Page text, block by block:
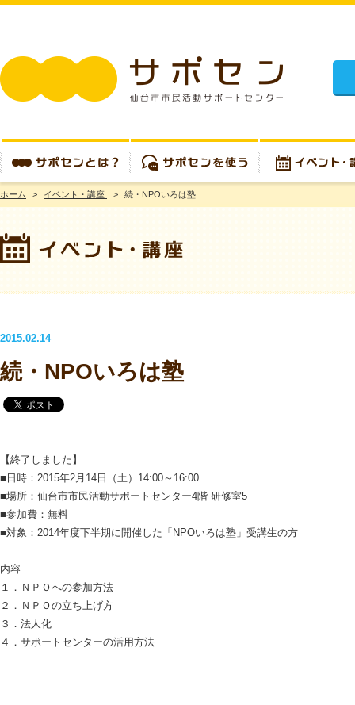
サポセンとは？ サポセンを使う イベント・講座
ホーム > イベント・講座 > 続・NPOいろは塾
2015.02.14
続・NPOいろは塾
【終了しました】
■日時：2015年2月14日（土）14:00～16:00
■場所：仙台市市民活動サポートセンター4階 研修室5
■参加費：無料
■対象：2014年度下半期に開催した「NPOいろは塾」受講生の方
内容
１．ＮＰＯへの参加方法
２．ＮＰＯの立ち上げ方
３．法人化
４．サポートセンターの活用方法